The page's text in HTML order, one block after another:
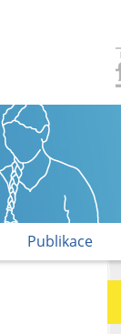
Publikace